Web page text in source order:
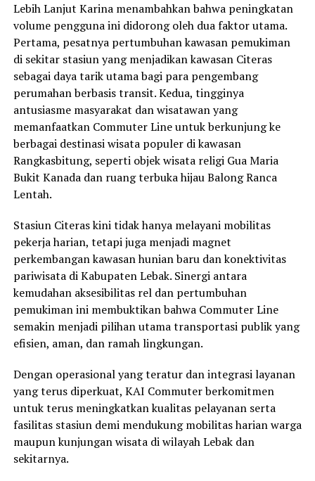
Lebih Lanjut Karina menambahkan bahwa peningkatan
volume pengguna ini didorong oleh dua faktor utama.
Pertama, pesatnya pertumbuhan kawasan pemukiman
di sekitar stasiun yang menjadikan kawasan Citeras
sebagai daya tarik utama bagi para pengembang
perumahan berbasis transit. Kedua, tingginya
antusiasme masyarakat dan wisatawan yang
memanfaatkan Commuter Line untuk berkunjung ke
berbagai destinasi wisata populer di kawasan
Rangkasbitung, seperti objek wisata religi Gua Maria
Bukit Kanada dan ruang terbuka hijau Balong Ranca
Lentah.
Stasiun Citeras kini tidak hanya melayani mobilitas
pekerja harian, tetapi juga menjadi magnet
perkembangan kawasan hunian baru dan konektivitas
pariwisata di Kabupaten Lebak. Sinergi antara
kemudahan aksesibilitas rel dan pertumbuhan
pemukiman ini membuktikan bahwa Commuter Line
semakin menjadi pilihan utama transportasi publik yang
efisien, aman, dan ramah lingkungan.
Dengan operasional yang teratur dan integrasi layanan
yang terus diperkuat, KAI Commuter berkomitmen
untuk terus meningkatkan kualitas pelayanan serta
fasilitas stasiun demi mendukung mobilitas harian warga
maupun kunjungan wisata di wilayah Lebak dan
sekitarnya.